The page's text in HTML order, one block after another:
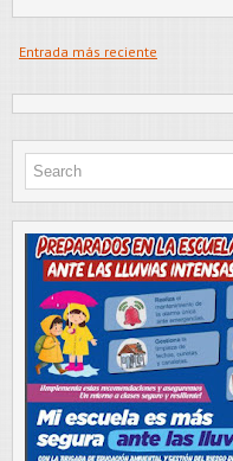
Entrada más reciente